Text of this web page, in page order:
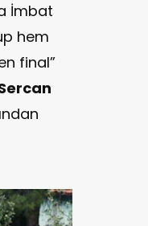
İmbat
hem
final”